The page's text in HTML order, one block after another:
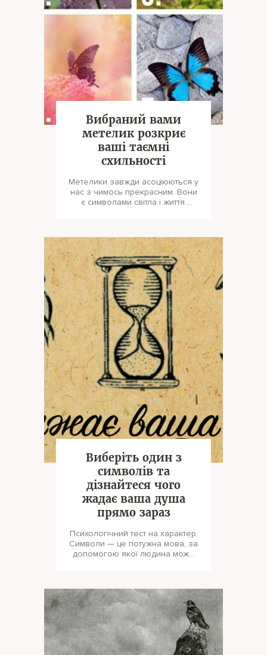
Вибраний вами
метелик розкриє
ваші таємні
схильності
Метелики завжди асоціюються у
нас з чимось прекрасним. Вони
є символами світла і життя.
Виберіть один з
символів та
дізнайтеся чого
жадає ваша душа
прямо зараз
Психологічний тест на характер.
Символи — це потужна мова, за
допомогою якої людина може